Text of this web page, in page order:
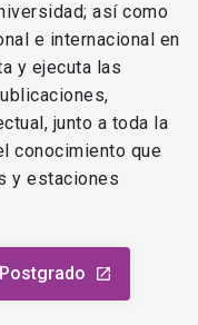
así como
e internacional en
y ejecuta las
junto a toda la
conocimiento que
y estaciones
launch